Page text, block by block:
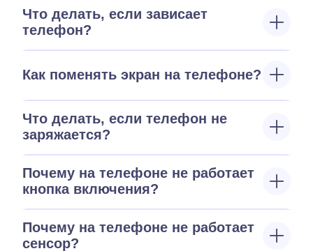
Что делать, если зависает
телефон?
Как поменять экран на телефоне?
Что делать, если телефон не
заряжается?
Почему на телефоне не работает
кнопка включения?
Почему на телефоне не работает
сенсор?